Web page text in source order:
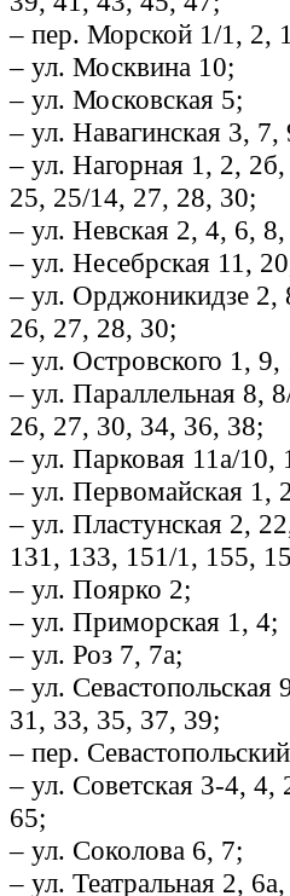
– пер. Морской 1/1, 2,
– ул. Москвина 10;
– ул. Московская 5;
– ул. Навагинская 3,
– ул. Нагорная 1, 2,
25, 25/14, 27, 28, 30;
– ул. Невская 2, 4, 6,
– ул. Несебрская 11,
– ул. Орджоникидзе 2,
26, 27, 28, 30;
– ул. Островского 1,
– ул. Параллельная 8,
26, 27, 30, 34, 36, 38;
– ул. Парковая 11а/10,
– ул. Первомайская 1,
– ул. Пластунская 2,
131, 133, 151/1, 155,
– ул. Поярко 2;
– ул. Приморская 1, 4;
– ул. Роз 7, 7а;
– ул.
31, 33, 35, 37, 39;
– пер.
– ул. Советская 3-4,
65;
– ул. Соколова 6, 7;
– ул. Театральная 2,